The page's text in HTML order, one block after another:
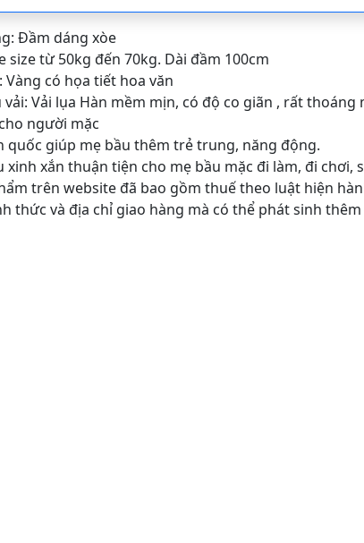
Đầm dáng xòe
size từ 50kg đến 70kg. Dài đầm 100cm
Vàng có họa tiết hoa văn
vải: Vải lụa Hàn mềm mịn, có độ co giãn , rất
người mặc
quốc giúp mẹ bầu thêm trẻ trung, năng động.
xinh xắn thuận tiện cho mẹ bầu mặc đi làm, đi chơi,
trên website đã bao gồm thuế theo luật hiện
thức và địa chỉ giao hàng mà có thể phát sinh